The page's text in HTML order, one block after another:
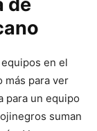
de
en el
más para ver
para un equipo
suman